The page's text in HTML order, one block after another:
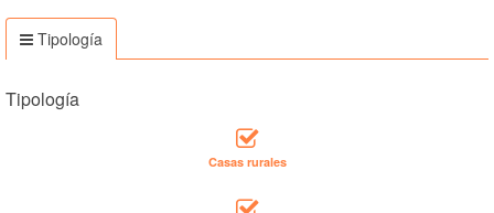
Tipología
Tipología
Casas rurales